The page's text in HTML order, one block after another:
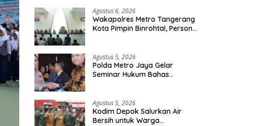
Agustus 6, 2026
Wakapolres Metro Tangerang
Kota Pimpin Binrohtal, Personel
Agustus 5, 2026
Polda Metro Jaya Gelar
Seminar Hukum Bahas
Agustus 5, 2026
Kodim Depok Salurkan Air
Bersih untuk Warga